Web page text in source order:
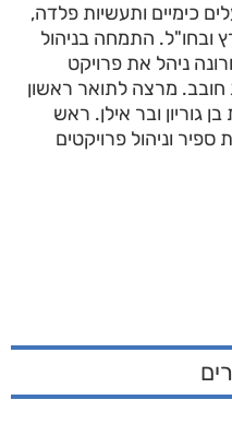
כימיים ותעשיות פלדה,
ובחו"ל. התמחה בניהול
ניהל את פרויקט
מרצה לתואר ראשון
גוריון ובר אילן. ראש
ספיר וניהול פרויקטים